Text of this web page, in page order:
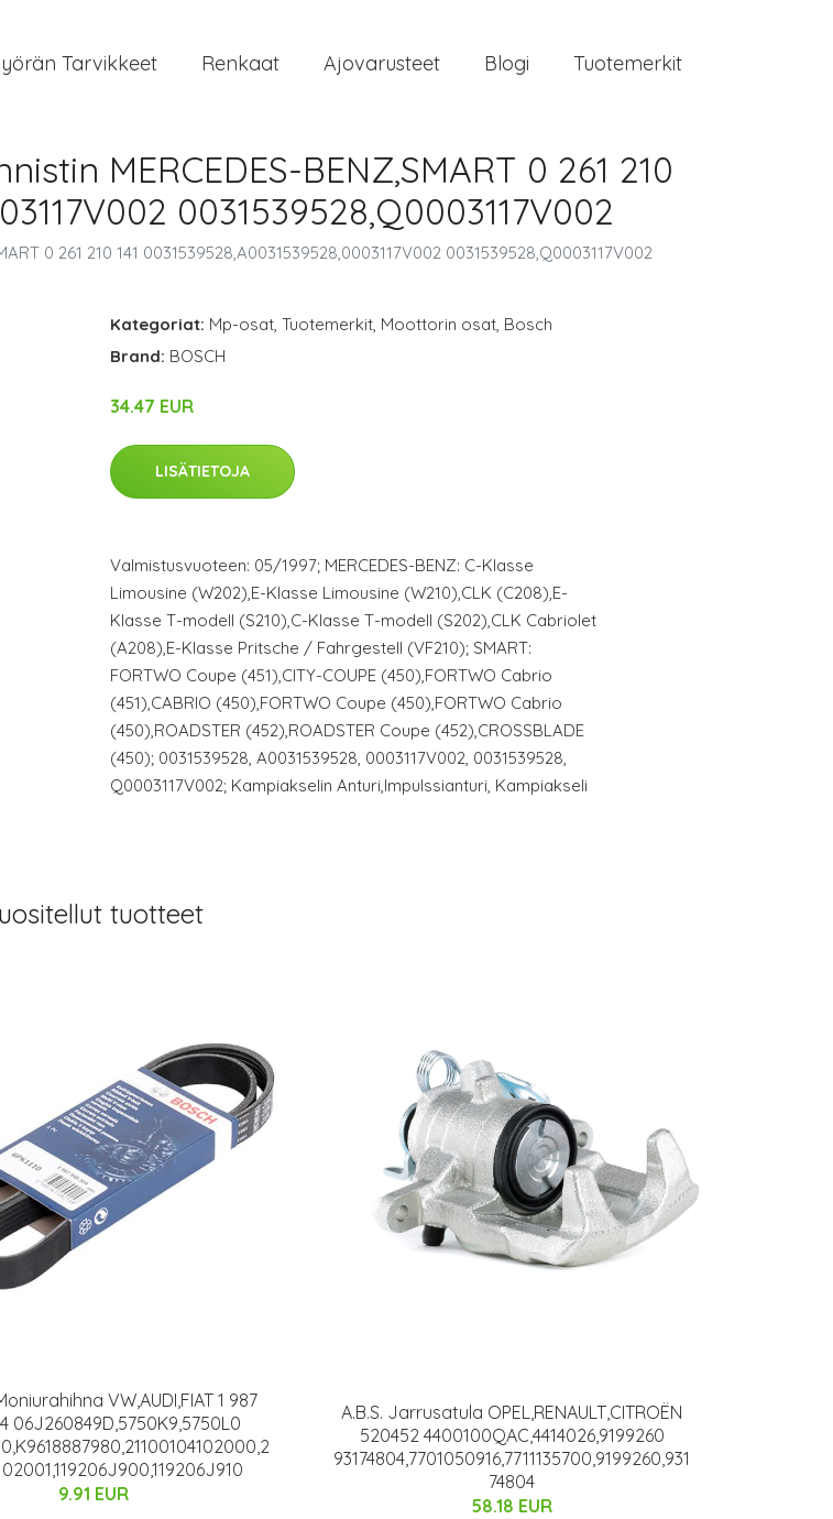
Tarvikkeet Renkaat Ajovarusteet Blogi Tuotemerkit
MERCEDES-BENZ,SMART 0 261 210
0031539528,Q0003117V002
0 261 210 141 0031539528,A0031539528,0003117V002 0031539528,Q0003117V002
Kategoriat: Mp-osat, Tuotemerkit, Moottorin osat, Bosch
Brand: BOSCH
34.47 EUR
LISÄTIETOJA
Valmistusvuoteen: 05/1997; MERCEDES-BENZ: C-Klasse
Limousine (W202),E-Klasse Limousine (W210),CLK (C208),E-
Klasse T-modell (S210),C-Klasse T-modell (S202),CLK Cabriolet
(A208),E-Klasse Pritsche / Fahrgestell (VF210); SMART:
FORTWO Coupe (451),CITY-COUPE (450),FORTWO Cabrio
(451),CABRIO (450),FORTWO Coupe (450),FORTWO Cabrio
(450),ROADSTER (452),ROADSTER Coupe (452),CROSSBLADE
(450); 0031539528, A0031539528, 0003117V002, 0031539528,
Q0003117V002; Kampiakselin Anturi,Impulssianturi, Kampiakseli
tuotteet
VW,AUDI,FIAT 1 987
06J260849D,5750K9,5750L0
9.91 EUR
A.B.S. Jarrusatula OPEL,RENAULT,CITROËN
520452 4400100QAC,4414026,9199260
93174804,7701050916,7711135700,9199260,931
74804
58.18 EUR